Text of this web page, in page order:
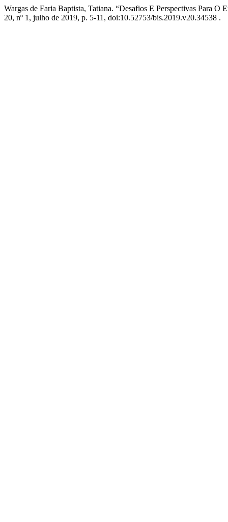
Wargas de Faria Baptista, Tatiana. “Desafios E Perspectivas Para O
20, nº 1, julho de 2019, p. 5-11, doi:10.52753/bis.2019.v20.34538 .